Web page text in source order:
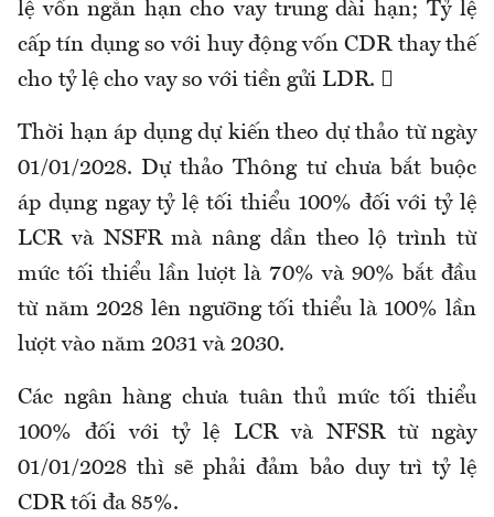
lệ vốn ngắn hạn cho vay trung dài hạn; Tỷ lệ
cấp tín dụng so với huy động vốn CDR thay thế
cho tỷ lệ cho vay so với tiền gửi LDR. 
Thời hạn áp dụng dự kiến theo dự thảo từ ngày
01/01/2028. Dự thảo Thông tư chưa bắt buộc
áp dụng ngay tỷ lệ tối thiểu 100% đối với tỷ lệ
LCR và NSFR mà nâng dần theo lộ trình từ
mức tối thiểu lần lượt là 70% và 90% bắt đầu
từ năm 2028 lên ngưỡng tối thiểu là 100% lần
lượt vào năm 2031 và 2030.
Các ngân hàng chưa tuân thủ mức tối thiểu
100% đối với tỷ lệ LCR và NFSR từ ngày
01/01/2028 thì sẽ phải đảm bảo duy trì tỷ lệ
CDR tối đa 85%.